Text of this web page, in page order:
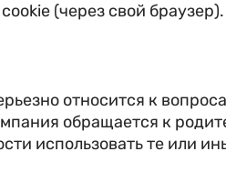
(через свой браузер).
относится к
обращается к
использовать те или